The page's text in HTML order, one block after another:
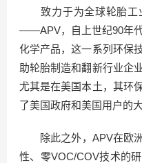
致力于为全球轮胎工
――APV，自上世纪90年
化学产品，这一系列环保
助轮胎制造和翻新行业企
尤其是在美国本土，其环
了美国政府和美国用户的大
除此之外，APV在欧洲
性、零VOC/COV技术的